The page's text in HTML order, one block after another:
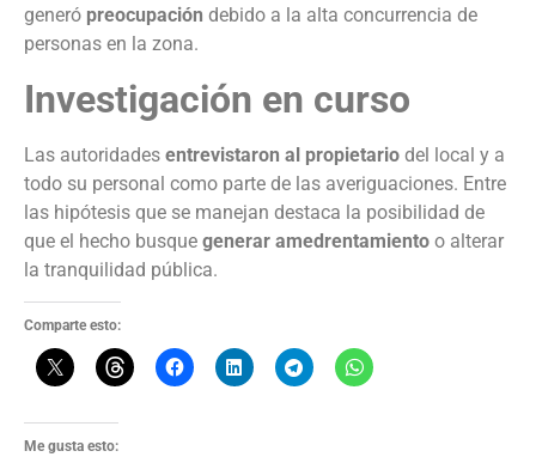
generó preocupación debido a la alta concurrencia de
personas en la zona.
Investigación en curso
Las autoridades entrevistaron al propietario del local y a
todo su personal como parte de las averiguaciones. Entre
las hipótesis que se manejan destaca la posibilidad de
que el hecho busque generar amedrentamiento o alterar
la tranquilidad pública.
Comparte esto:
Me gusta esto: